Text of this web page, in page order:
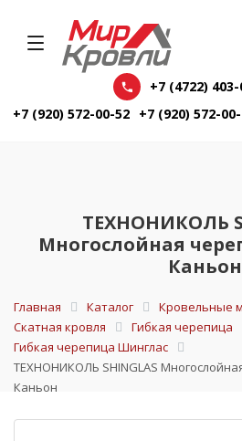
+7 (4722) 403-
+7 (920) 572-00-52 +7 (920) 572-
ТЕХНОНИКОЛЬ
Многослойная
Каньон
Главная Каталог
Кровельные
Скатная кровля
Гибкая черепица
Гибкая черепица Шинглас
ТЕХНОНИКОЛЬ SHINGLAS
Каньон